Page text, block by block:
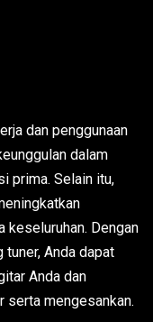
dan penggunaan
dalam
prima. Selain itu,
keseluruhan. Dengan
Anda dapat
Anda dan
serta mengesankan.